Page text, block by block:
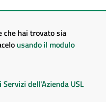
che hai trovato sia
usando il modulo
dell'Azienda USL